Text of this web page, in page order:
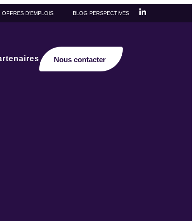
OFFRES D’EMPLOIS BLOG PERSPECTIVES
Nous contacter